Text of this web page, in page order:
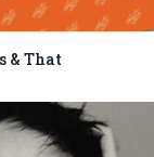
& That